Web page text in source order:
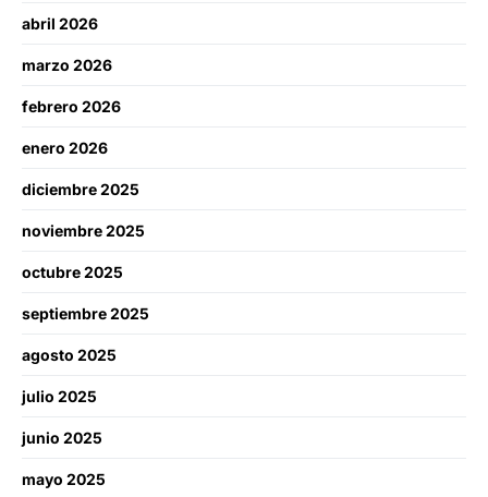
abril 2026
marzo 2026
febrero 2026
enero 2026
diciembre 2025
noviembre 2025
octubre 2025
septiembre 2025
agosto 2025
julio 2025
junio 2025
mayo 2025